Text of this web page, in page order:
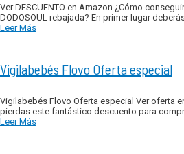
Ver DESCUENTO en Amazon ¿Cómo
DODOSOUL rebajada? En primer lugar
Leer Más
Vigilabebés Flovo Oferta especial
Vigilabebés Flovo Oferta especial Ver oferta
pierdas este fantástico descuento para
Leer Más